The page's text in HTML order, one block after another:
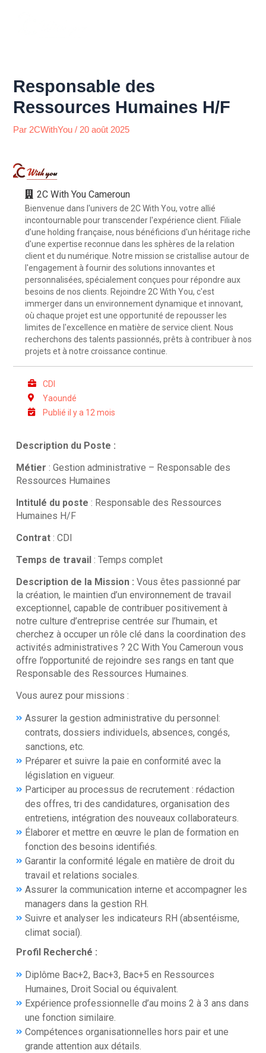
Responsable des
Ressources Humaines H/F
Par 2CWithYou/ 20 août 2025
2C With You Cameroun
Bienvenue dans l'univers de 2C With You, votre allié
incontournable pour transcender l'expérience client. Filiale
d’une holding française, nous bénéficions d'un héritage riche
d'une expertise reconnue dans les sphères de la relation
client et du numérique. Notre mission se cristallise autour de
l'engagement à fournir des solutions innovantes et
personnalisées, spécialement conçues pour répondre aux
besoins de nos clients. Rejoindre 2C With You, c'est
immerger dans un environnement dynamique et innovant,
où chaque projet est une opportunité de repousser les
limites de l'excellence en matière de service client. Nous
recherchons des talents passionnés, prêts à contribuer à nos
projets et à notre croissance continue.
CDI
Yaoundé
Publié il y a 12 mois
Description du Poste :
Métier: Gestion administrative – Responsable des
Ressources Humaines
Intitulé du poste : Responsable des Ressources
Humaines H/F
Contrat: CDI
Temps de travail : Temps complet
Description de la Mission : Vous êtes passionné par
la création, le maintien d’un environnement de travail
exceptionnel, capable de contribuer positivement à
notre culture d’entreprise centrée sur l’humain, et
cherchez à occuper un rôle clé dans la coordination des
activités administratives ? 2C With You Cameroun vous
offre l’opportunité de rejoindre ses rangs en tant que
Responsable des Ressources Humaines.
Vous aurez pour missions :
Assurer la gestion administrative du personnel:
contrats, dossiers individuels, absences, congés,
sanctions, etc.
Préparer et suivre la paie en conformité avec la
législation en vigueur.
Participer au processus de recrutement : rédaction
des offres, tri des candidatures, organisation des
entretiens, intégration des nouveaux collaborateurs.
Élaborer et mettre en œuvre le plan de formation en
fonction des besoins identifiés.
Garantir la conformité légale en matière de droit du
travail et relations sociales.
Assurer la communication interne et accompagner les
managers dans la gestion RH.
Suivre et analyser les indicateurs RH (absentéisme,
climat social).
Profil Recherché :
Diplôme Bac+2, Bac+3, Bac+5 en Ressources
Humaines, Droit Social ou équivalent.
Expérience professionnelle d’au moins 2 à 3 ans dans
une fonction similaire.
Compétences organisationnelles hors pair et une
grande attention aux détails.